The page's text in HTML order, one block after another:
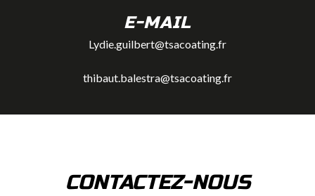
E-MAIL
Lydie.guilbert@tsacoating.fr
thibaut.balestra@tsacoating.fr
CONTACTEZ-NOUS